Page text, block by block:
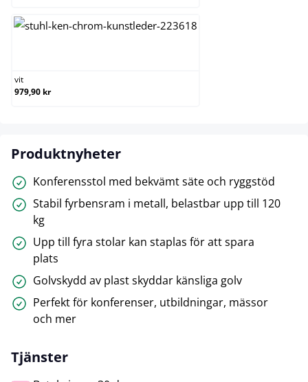
vit
979,90 kr
Produktnyheter
Konferensstol med bekvämt säte och ryggstöd
Stabil fyrbensram i metall, belastbar upp till 120
kg
Upp till fyra stolar kan staplas för att spara
plats
Golvskydd av plast skyddar känsliga golv
Perfekt för konferenser, utbildningar, mässor
och mer
Tjänster